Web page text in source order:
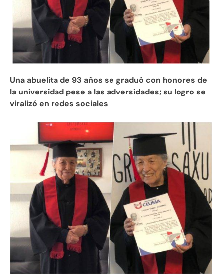
Una abuelita de 93 años se graduó con honores de
la universidad pese a las adversidades; su logro se
viralizó en redes sociales